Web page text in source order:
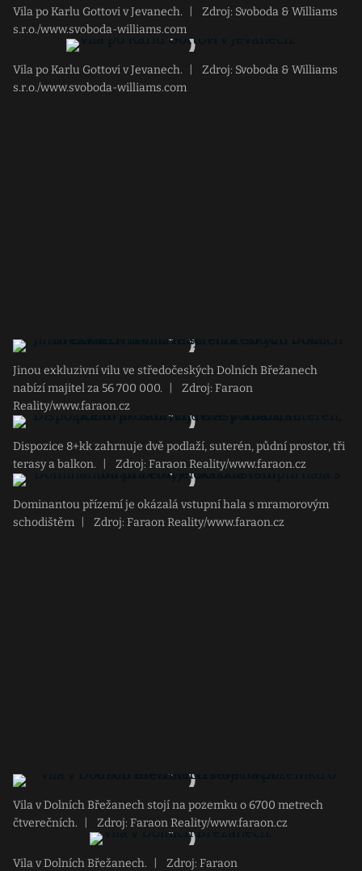
Vila po Karlu Gottovi v Jevanech.
Zdroj: Svoboda & Williams
s.r.o./www.svoboda-williams.com
Vila po Karlu Gottovi v Jevanech.
Zdroj: Svoboda & Williams
s.r.o./www.svoboda-williams.com
Jinou exkluzivní vilu ve středočeských Dolních Břežanech
nabízí majitel za 56 700 000.
Zdroj: Faraon
Reality/www.faraon.cz
Dispozice 8+kk zahrnuje dvě podlaží, suterén, půdní prostor, tři
terasy a balkon.
Zdroj: Faraon Reality/www.faraon.cz
Dominantou přízemí je okázalá vstupní hala s mramorovým
schodištěm
Zdroj: Faraon Reality/www.faraon.cz
Vila v Dolních Břežanech stojí na pozemku o 6700 metrech
čtverečních.
Zdroj: Faraon Reality/www.faraon.cz
Vila v Dolních Břežanech.
Zdroj: Faraon